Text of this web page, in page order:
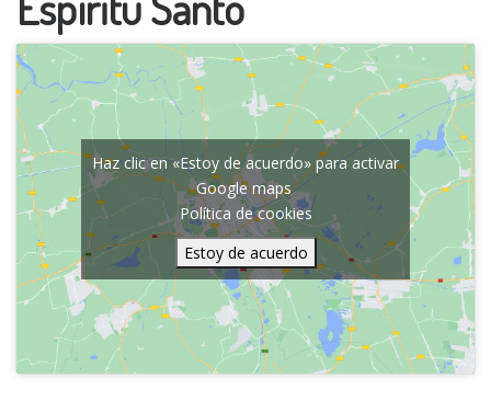
Haz clic en «Estoy de acuerdo» para activar
Google maps
Política de cookies
Estoy de acuerdo